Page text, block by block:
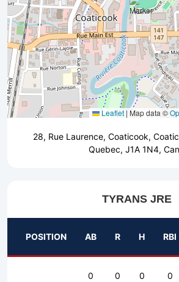
Leaflet | Map data ©
28, Rue Laurence, Coaticook,
Quebec, J1A 1N4,
TYRANS JRE
POSITION AB R H RBI
0 0 0 0